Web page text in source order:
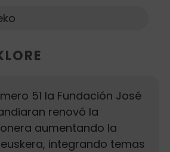
51 la Fundación José
renovó la
aumentando la
integrando temas